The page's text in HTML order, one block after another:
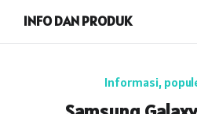
INFO DAN PRODUK
Informasi,